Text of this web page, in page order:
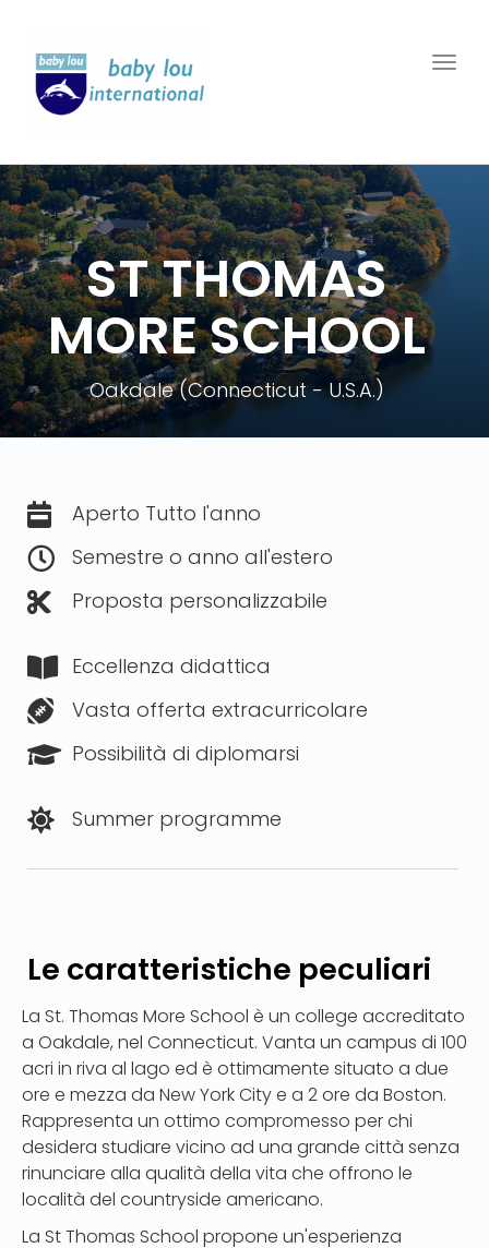
ST THOMAS
MORE SCHOOL
Oakdale (Connecticut - U.S.A.)
Aperto Tutto l'anno
Semestre o anno all'estero
Proposta personalizzabile
Eccellenza didattica
Vasta offerta extracurricolare
Possibilità di diplomarsi
Summer programme
Le caratteristiche peculiari
La St. Thomas More School è un college accreditato
a Oakdale, nel Connecticut. Vanta un campus di 100
acri in riva al lago ed è ottimamente situato a due
ore e mezza da New York City e a 2 ore da Boston.
Rappresenta un ottimo compromesso per chi
desidera studiare vicino ad una grande città senza
rinunciare alla qualità della vita che offrono le
località del countryside americano.
La St Thomas School propone un'esperienza